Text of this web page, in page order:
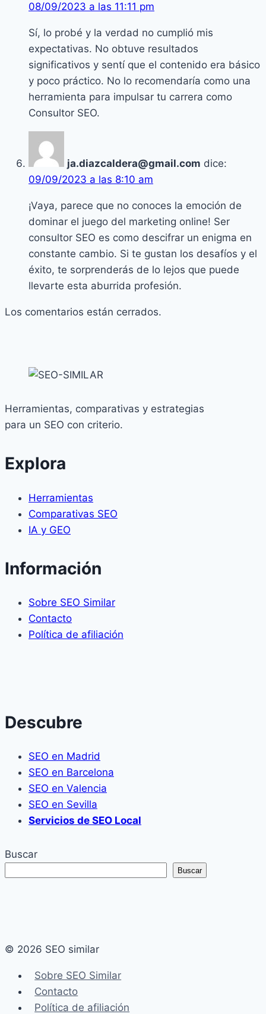
08/09/2023 a las 11:11 pm
Sí, lo probé y la verdad no cumplió mis
expectativas. No obtuve resultados
significativos y sentí que el contenido era básico
y poco práctico. No lo recomendaría como una
herramienta para impulsar tu carrera como
Consultor SEO.
ja.diazcaldera@gmail.com dice:
09/09/2023 a las 8:10 am
¡Vaya, parece que no conoces la emoción de
dominar el juego del marketing online! Ser
consultor SEO es como descifrar un enigma en
constante cambio. Si te gustan los desafíos y el
éxito, te sorprenderás de lo lejos que puede
llevarte esta aburrida profesión.
Los comentarios están cerrados.
Herramientas, comparativas y estrategias
para un SEO con criterio.
Explora
Herramientas
Comparativas SEO
IA y GEO
Información
Sobre SEO Similar
Contacto
Política de afiliación
Descubre
SEO en Madrid
SEO en Barcelona
SEO en Valencia
SEO en Sevilla
Servicios de SEO Local
Buscar
Buscar
© 2026 SEO similar
Sobre SEO Similar
Contacto
Política de afiliación